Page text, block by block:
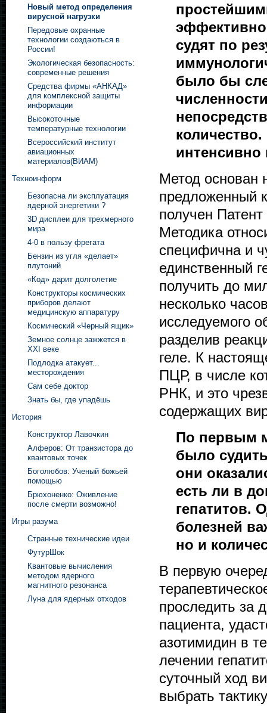
судят по
было бы
интенсивно
Метод основан
предложенный
получен
Методика
специфична и
единственный
получить до
несколько
исследуемого
разделив
геле. К
ПЦР, в числе
РНК, и это
содержащих
По первым
было
они
есть ли в
гепатитов.
болезней
но и
В первую
проследить за
пациента,
азотимидин в
лечении
суточный ход
выбрать
Новый метод определения
вирусной нагрузки
Передовые охранные
технологии создаються в
России!
Экологическая безопасность:
современные решения
Средства фирмы «АНКАД»
для комплексной защиты
информации
Высокоточные
температурные технологии
Всероссийский институт
авиационных
материалов(ВИАМ)
Техноинформ
Безопасна ли эксплуатация
ядерной энергетики ?
3D дисплеи для трехмерного
мира
4-0 в пользу фрегата
Бензин из угля «делает»
плутоний
«Код» дарит долголетие
Конструкторы космических
приборов делают
медицинскую аппаратуру
Космический «Черный ящик»
Земное солнце зажжется в
XXI веке
Подлодка атакует...
месторождения
Сам себе доктор
Знать бы, где упадёшь
История
Конструктор Лавочкин
Алферов: От транзистора до
квантовых точек
Боголюбов: Ученый божьей
помощью
Брюхоненко: Оживление
после смерти возможно!
Игры разума
Странные технические идеи
ФутурШок
Квантовые вычисления
методом ядерного
магнитного резонанса
Луна для ядерных отходов